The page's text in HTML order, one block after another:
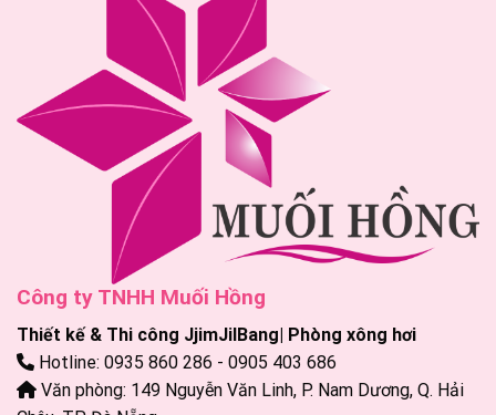
Công ty TNHH Muối Hồng
Thiết kế & Thi công JjimJilBang| Phòng xông hơi
Hotline: 0935 860 286 - 0905 403 686
Văn phòng: 149 Nguyễn Văn Linh, P. Nam Dương, Q. Hải